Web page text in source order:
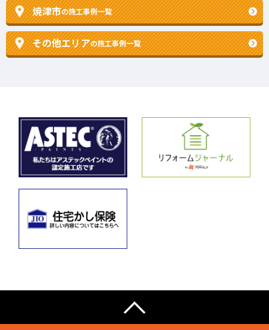
焼津市の施工事例一覧
その他エリアの施工事例一覧